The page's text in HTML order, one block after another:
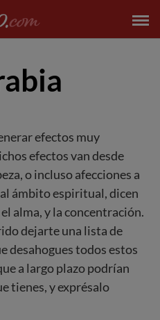
efectos muy
efectos van desde
o incluso afecciones a
ámbito espiritual, dicen
alma, y la concentración.
dejarte una lista de
desahogues todos estos
a largo plazo podrían
tienes, y exprésalo